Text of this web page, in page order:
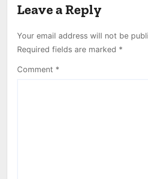
Leave a Reply
Your email address will not be
Required fields are marked *
Comment *